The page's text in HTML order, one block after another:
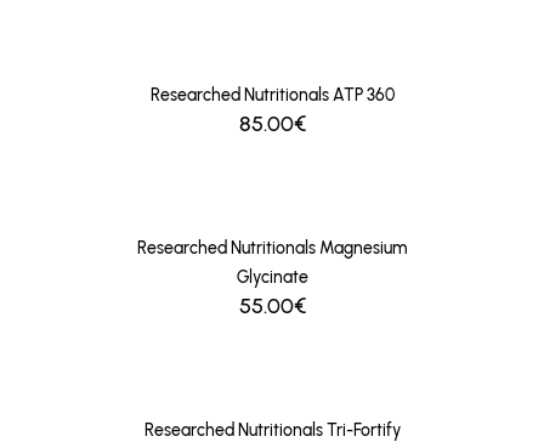
Researched Nutritionals ATP 360
85.00€
Researched Nutritionals Magnesium
Glycinate
55.00€
Researched Nutritionals Tri-Fortify